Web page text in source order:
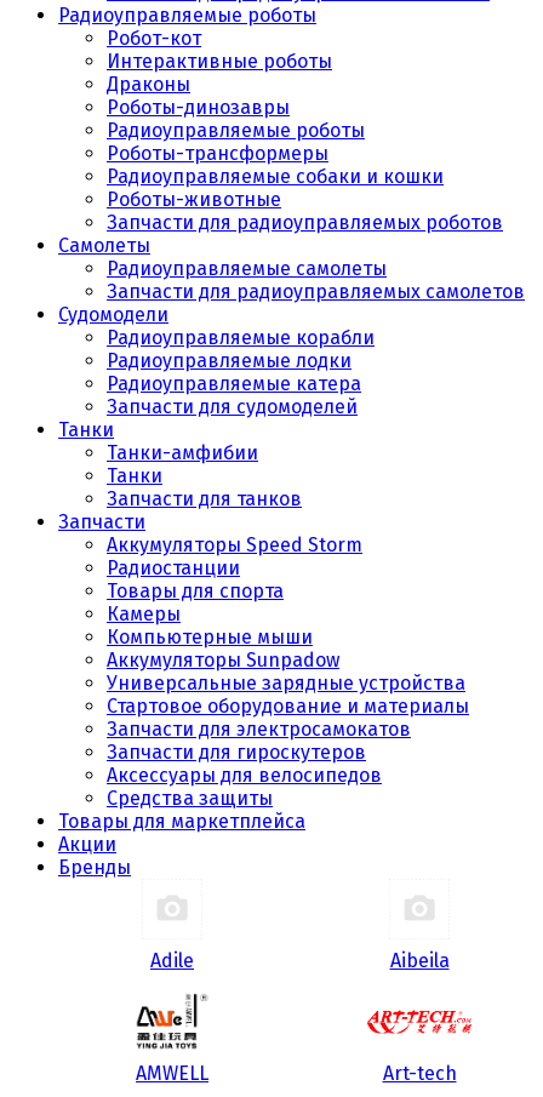
Радиоуправляемые роботы
Робот-кот
Интерактивные роботы
Драконы
Роботы-динозавры
Радиоуправляемые роботы
Роботы-трансформеры
Радиоуправляемые собаки и кошки
Роботы-животные
Запчасти для радиоуправляемых роботов
Самолеты
Радиоуправляемые самолеты
Запчасти для радиоуправляемых самолетов
Судомодели
Радиоуправляемые корабли
Радиоуправляемые лодки
Радиоуправляемые катера
Запчасти для судомоделей
Танки
Танки-амфибии
Танки
Запчасти для танков
Запчасти
Аккумуляторы Speed Storm
Радиостанции
Товары для спорта
Камеры
Компьютерные мыши
Аккумуляторы Sunpadow
Универсальные зарядные устройства
Стартовое оборудование и материалы
Запчасти для электросамокатов
Запчасти для гироскутеров
Аксессуары для велосипедов
Средства защиты
Товары для маркетплейса
Акции
Бренды
Adile Aibeila
AMWELL Art-tech